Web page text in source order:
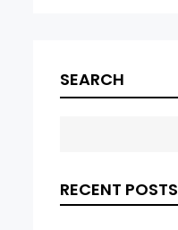
SEARCH
RECENT POSTS